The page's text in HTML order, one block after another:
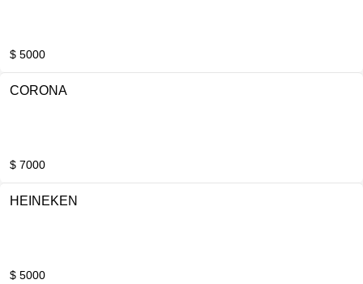
$ 5000
CORONA
$ 7000
HEINEKEN
$ 5000